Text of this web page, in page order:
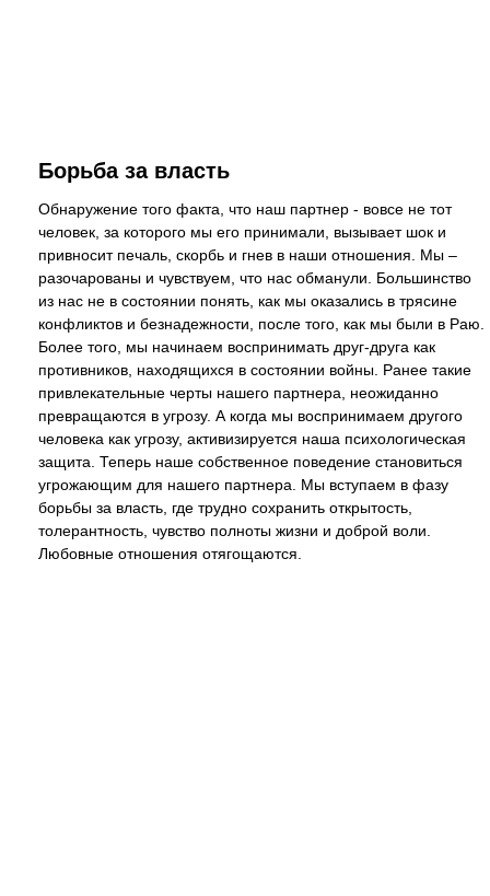
Борьба за власть
Обнаружение того факта, что наш партнер - вовсе не тот
человек, за которого мы его принимали, вызывает шок и
привносит печаль, скорбь и гнев в наши отношения. Мы –
разочарованы и чувствуем, что нас обманули. Большинство
из нас не в состоянии понять, как мы оказались в трясине
конфликтов и безнадежности, после того, как мы были в Раю.
Более того, мы начинаем воспринимать друг-друга как
противников, находящихся в состоянии войны. Ранее такие
привлекательные черты нашего партнера, неожиданно
превращаются в угрозу. А когда мы воспринимаем другого
человека как угрозу, активизируется наша психологическая
защита. Теперь наше собственное поведение становиться
угрожающим для нашего партнера. Мы вступаем в фазу
борьбы за власть, где трудно сохранить открытость,
толерантность, чувство полноты жизни и доброй воли.
Любовные отношения отягощаются.